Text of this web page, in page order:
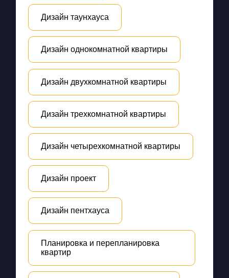
Дизайн таунхауса
Дизайн однокомнатной квартиры
Дизайн двухкомнатной квартиры
Дизайн трехкомнатной квартиры
Дизайн четырехкомнатной квартиры
Дизайн проект
Дизайн пентхауса
Планировка и перепланировка
квартир